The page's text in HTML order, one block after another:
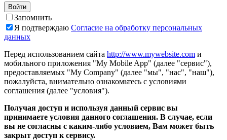
Войти
Запомнить
Я подтверждаю Согласие на обработку персональных
данных
Перед использованием сайта http://www.mywebsite.com и
мобильного приложения "My Mobile App" (далее "сервис"),
предоставляемых "My Company" (далее "мы", "нас", "наш"),
пожалуйста, внимательно ознакомьтесь с условиями
соглашения (далее "условия").
Получая доступ и используя данный сервис вы
принимаете условия данного соглашения. В случае, если
вы не согласны с каким-либо условием, Вам может быть
закрыт доступ к сервису.